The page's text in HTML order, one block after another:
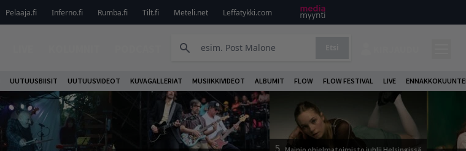
Pelaaja.fi Inferno.fi Rumba.fi Tilt.fi Meteli.net Leffatykki.com
UUTUUSBIISIT UUTUUSVIDEOT KUVAGALLERIAT MUSIIKKIVIDEOT ALBUMIT FLOW FLOW FESTIVAL LIVE